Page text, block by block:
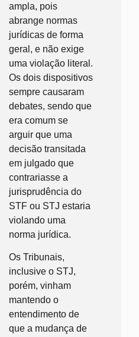
ampla, pois
abrange normas
jurídicas de forma
geral, e não exige
uma violação literal.
Os dois dispositivos
sempre causaram
debates, sendo que
era comum se
arguir que uma
decisão transitada
em julgado que
contrariasse a
jurisprudência do
STF ou STJ estaria
violando uma
norma jurídica.
Os Tribunais,
inclusive o STJ,
porém, vinham
mantendo o
entendimento de
que a mudança de